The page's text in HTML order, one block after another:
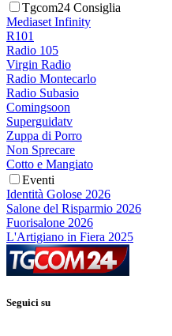
Tgcom24 Consiglia
Mediaset Infinity
R101
Radio 105
Virgin Radio
Radio Montecarlo
Radio Subasio
Comingsoon
Superguidatv
Zuppa di Porro
Non Sprecare
Cotto e Mangiato
Eventi
Identità Golose 2026
Salone del Risparmio 2026
Fuorisalone 2026
L'Artigiano in Fiera 2025
Seguici su